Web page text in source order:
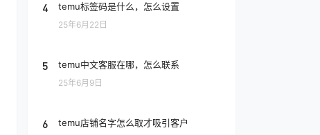
4 temu标签码是什么，怎么设置
25年6月22日
5 temu中文客服在哪，怎么联系
25年6月9日
6 temu店铺名字怎么取才吸引客户